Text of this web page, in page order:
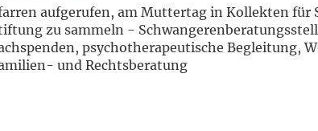
aufgerufen, am Muttertag in Kollekten für
zu sammeln -
psychotherapeutische Begleitung,
und Rechtsberatung